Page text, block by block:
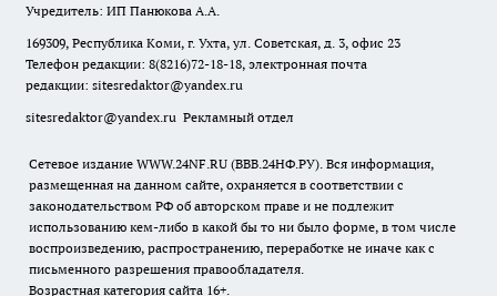
Учредитель: ИП Панюкова А.А.
169309, Республика Коми, г. Ухта, ул. Советская, д. 3, офис 23
Телефон редакции: 8(8216)72-18-18, электронная почта
редакции: sitesredaktor@yandex.ru
sitesredaktor@yandex.ru Рекламный отдел
Сетевое издание WWW.24NF.RU (ВВВ.24НФ.РУ). Вся информация,
размещенная на данном сайте, охраняется в соответствии с
законодательством РФ об авторском праве и не подлежит
использованию кем-либо в какой бы то ни было форме, в том числе
воспроизведению, распространению, переработке не иначе как с
письменного разрешения правообладателя.
Возрастная категория сайта 16+.